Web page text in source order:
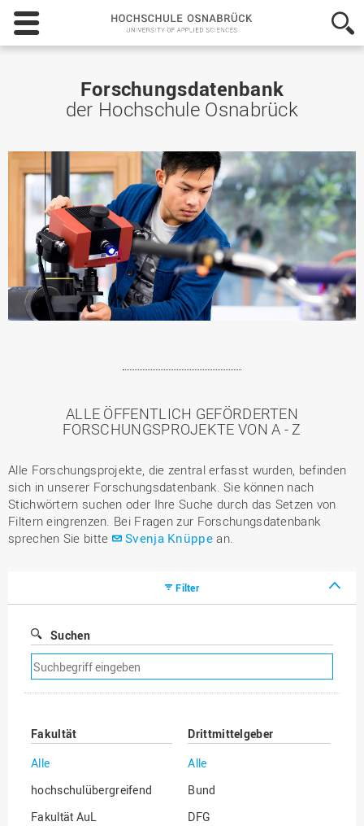
Hochschule
Osnabrück
-
Applied
Sciences
Forschungsdatenbank
der Hochschule Osnabrück
ALLE ÖFFENTLICH GEFÖRDERTEN
FORSCHUNGSPROJEKTE VON A - Z
Alle Forschungsprojekte, die zentral erfasst wurden, befinden
sich in unserer Forschungsdatenbank. Sie können nach
Stichwörtern suchen oder Ihre Suche durch das Setzen von
Filtern eingrenzen. Bei Fragen zur Forschungsdatenbank
sprechen Sie bitte
Svenja Knüppean.
Filter
Suchen
Suchfilter
entfernen
Fakultät
Alle
hochschulübergreifend
Fakultät AuL
Drittmittelgeber
Alle
Bund
DFG